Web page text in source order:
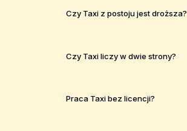
Czy Taxi z postoju jest droższa?
Czy Taxi liczy w dwie strony?
Praca Taxi bez licencji?